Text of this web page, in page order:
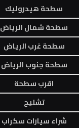
سطحة هيدروليك
سطحة شمال الرياض
سطحة غرب الرياض
سطحة جنوب الرياض
اقرب سطحة
تشليح
شراء سيارات سكراب